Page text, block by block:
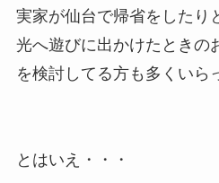
実家が仙台で帰省をしたり
光へ遊びに出かけたときの
を検討してる方も多くいら
とはいえ・・・